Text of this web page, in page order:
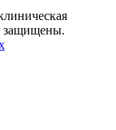
защищены.